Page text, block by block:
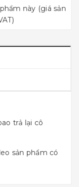
này (giá sản
trả lại cô
sản phẩm có